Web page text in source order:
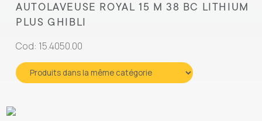
AUTOLAVEUSE ROYAL 15 M 38 BC LITHIUM
PLUS GHIBLI
Cod: 15.4050.00